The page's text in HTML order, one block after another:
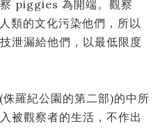
piggies 為開端。觀察
類的文化污染他們，所以
泄漏給他們，以最低限度
羅紀公園的第二部)的中所
被觀察者的生活，不作出